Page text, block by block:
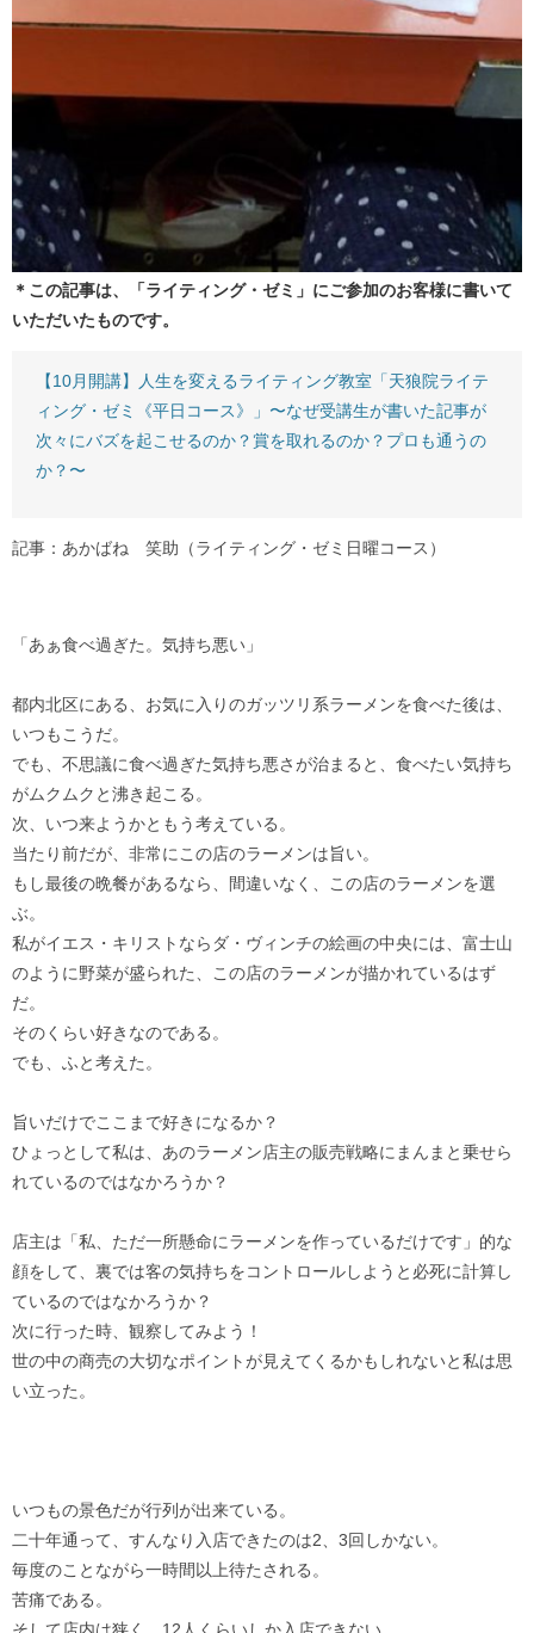
＊この記事は、「ライティング・ゼミ」にご参加のお客様に書いて
いただいたものです。
【10月開講】人生を変えるライティング教室「天狼院ライテ
ィング・ゼミ《平日コース》」〜なぜ受講生が書いた記事が
次々にバズを起こせるのか？賞を取れるのか？プロも通うの
か？〜
記事：あかばね 笑助（ライティング・ゼミ日曜コース）
「あぁ食べ過ぎた。気持ち悪い」
都内北区にある、お気に入りのガッツリ系ラーメンを食べた後は、
いつもこうだ。
でも、不思議に食べ過ぎた気持ち悪さが治まると、食べたい気持ち
がムクムクと沸き起こる。
次、いつ来ようかともう考えている。
当たり前だが、非常にこの店のラーメンは旨い。
もし最後の晩餐があるなら、間違いなく、この店のラーメンを選
ぶ。
私がイエス・キリストならダ・ヴィンチの絵画の中央には、富士山
のように野菜が盛られた、この店のラーメンが描かれているはず
だ。
そのくらい好きなのである。
でも、ふと考えた。
旨いだけでここまで好きになるか？
ひょっとして私は、あのラーメン店主の販売戦略にまんまと乗せら
れているのではなかろうか？
店主は「私、ただ一所懸命にラーメンを作っているだけです」的な
顔をして、裏では客の気持ちをコントロールしようと必死に計算し
ているのではなかろうか？
次に行った時、観察してみよう！
世の中の商売の大切なポイントが見えてくるかもしれないと私は思
い立った。
いつもの景色だが行列が出来ている。
二十年通って、すんなり入店できたのは2、3回しかない。
毎度のことながら一時間以上待たされる。
苦痛である。